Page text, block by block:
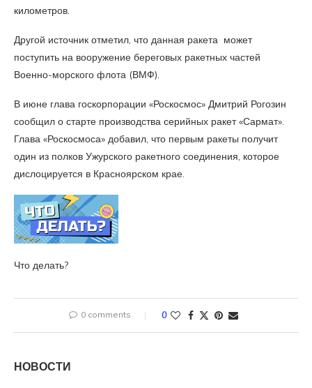
километров.
Другой источник отметил, что данная ракета может
поступить на вооружение береговых ракетных частей
Военно-морского флота (ВМФ).
В июне глава госкорпорации «Роскосмос» Дмитрий Рогозин
сообщил о старте производства серийных ракет «Сармат».
Глава «Роскосмоса» добавил, что первым ракеты получит
один из полков Ужурского ракетного соединения, которое
дислоцируется в Красноярском крае.
Что делать?
0 comments 0
НОВОСТИ